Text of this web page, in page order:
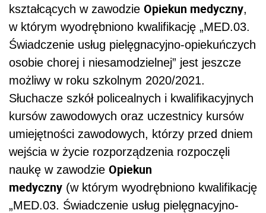
kształcących w zawodzie Opiekun medyczny,
w którym wyodrębniono kwalifikację „MED.03.
Świadczenie usług pielęgnacyjno-opiekuńczych
osobie chorej i niesamodzielnej” jest jeszcze
możliwy w roku szkolnym 2020/2021.
Słuchacze szkół policealnych i kwalifikacyjnych
kursów zawodowych oraz uczestnicy kursów
umiejętności zawodowych, którzy przed dniem
wejścia w życie rozporządzenia rozpoczęli
naukę w zawodzie Opiekun
medyczny (w którym wyodrębniono kwalifikację
„MED.03. Świadczenie usług pielęgnacyjno-